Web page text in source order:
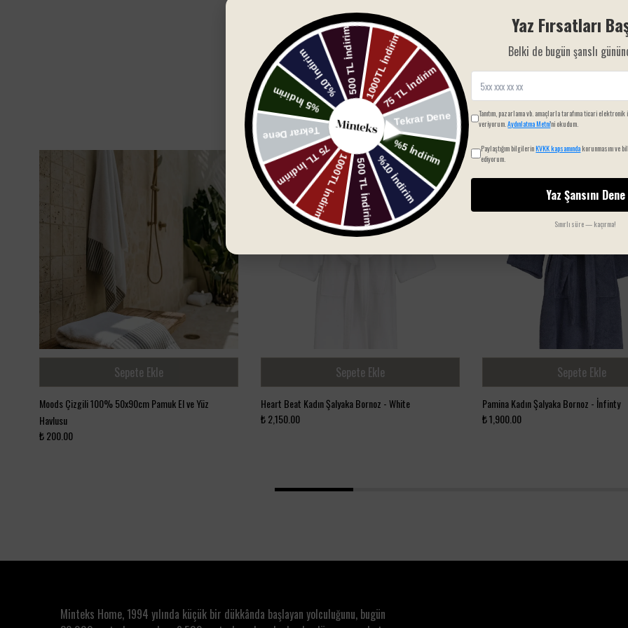
SIZIN İÇIN SEÇTIKLERIMIZ
Sepete Ekle
Moods Çizgili 100% 50x90cm Pamuk El ve Yüz
Havlusu
₺ 200.00
Sepete Ekle
Heart Beat Kadın Şalyaka Bornoz - White
₺ 2,150.00
Sepete Ekle
Pamina Kadın Şalyaka Bornoz - İnfinty
₺ 1,900.00
1
Minteks Home, 1994 yılında küçük bir dükkânda başlayan yolculuğunu, bugün
Yaz Fırsatları
Belki de bugün şanslı
Tanıtım, pazarlama vb. amaçlarla tarafıma ticari
veriyorum.Aydınlatma Metni'ni okudum.
Paylaştığım bilgilerinKVKK kapsamında korunmasını ve
ediyorum.
Yaz Şansını Dene
Sınırlı süre — kaçırma!